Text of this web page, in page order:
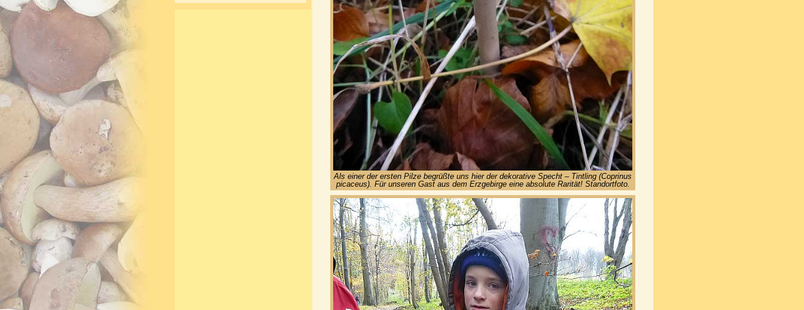
Als einer der ersten Pilze begrüßte uns hier der dekorative Specht – Tintling (Coprinus
picaceus). Für unseren Gast aus dem Erzgebirge eine absolute Rarität! Standortfoto.